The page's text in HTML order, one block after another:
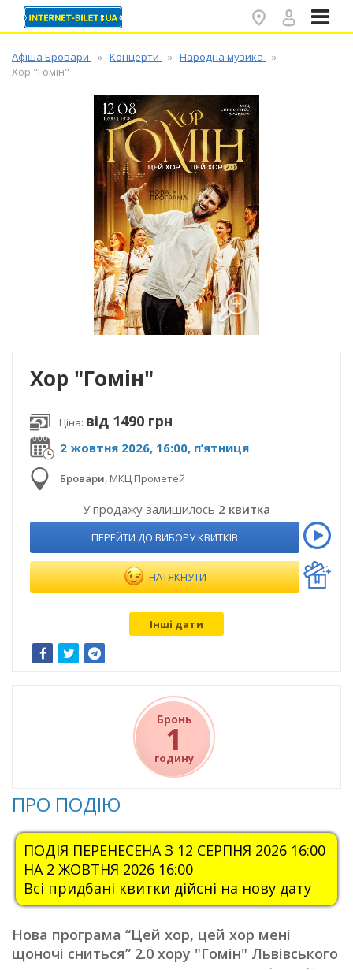
Афіша Бровари Концерти
Народна музика
Хор "Гомін"
Хор "Гомін"
2 жовтня 2026, 16:00, п’ятниця
Бровари, МКЦ Прометей
У продажу залишилось 2 квитка
ПЕРЕЙТИ ДО ВИБОРУ КВИТКІВ
НАТЯКНУТИ
Ціна: від 1490 грн
Інші дати
Бронь
1
годину
ПРО ПОДІЮ
ПОДІЯ ПЕРЕНЕСЕНА З 12 СЕРПНЯ 2026 16:00
НА 2 ЖОВТНЯ 2026 16:00
Всі придбані квитки дійсні на нову дату
Нова програма “Цей хор, цей хор мені
щоночі сниться” 2.0 хору "Гомін" Львівського